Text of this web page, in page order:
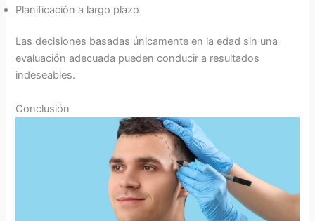
Planificación a largo plazo
Las decisiones basadas únicamente en la edad sin una
evaluación adecuada pueden conducir a resultados
indeseables.
Conclusión